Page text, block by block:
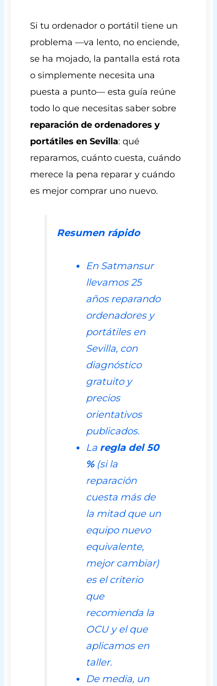
Si tu ordenador o portátil tiene un
problema —va lento, no enciende,
se ha mojado, la pantalla está rota
o simplemente necesita una
puesta a punto— esta guía reúne
todo lo que necesitas saber sobre
reparación de ordenadores y
portátiles en Sevilla: qué
reparamos, cuánto cuesta, cuándo
merece la pena reparar y cuándo
es mejor comprar uno nuevo.
Resumen rápido
En Satmansur
llevamos 25
años reparando
ordenadores y
portátiles en
Sevilla, con
diagnóstico
gratuito y
precios
orientativos
publicados.
La regla del 50
%(si la
reparación
cuesta más de
la mitad que un
equipo nuevo
equivalente,
mejor cambiar)
es el criterio
que
recomienda la
OCUy el que
aplicamos en
taller.
De media, un